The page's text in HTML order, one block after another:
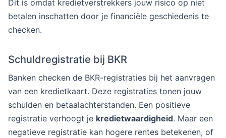
Dit is omdat kredietverstrekkers jouw risico op niet
betalen inschatten door je financiële geschiedenis te
checken.
Schuldregistratie bij BKR
Banken checken de BKR-registraties bij het aanvragen
van een kredietkaart. Deze registraties tonen jouw
schulden en betaalachterstanden. Een positieve
registratie verhoogt je kredietwaardigheid. Maar een
negatieve registratie kan hogere rentes betekenen, of